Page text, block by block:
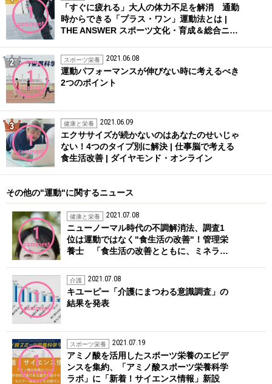
1
comment
「すぐに疲れる」大人の体力不足を解消 通勤
時からできる「プラス・ワン」運動法とは |
THE ANSWER スポーツ文化・育成＆総合ニ…
1
comment
スポーツ栄養 2021.06.08
運動パフォーマンスが伸びない時に考えるべき
2つのポイント
2位
1
comment
健康と栄養 2021.06.09
エクササイズが続かないのはあなたのせいじゃ
ない！4つのタイプ別に解決 | 仕事脳で考える
食生活改善 | ダイヤモンド・オンライン
3位
その他の"運動"に関するニュース
1
comment
健康と栄養 2021.07.08
ニューノーマル時代の不調解消法、調査1
位は運動ではなく"食生活の改善"！管理栄
養士 「食生活の改善とともに、ミネラ…
1
comment
介護 2021.07.08
キユーピー「介護にまつわる意識調査」の
結果を発表
1
comment
スポーツ栄養 2021.07.19
アミノ酸を活用したスポーツ栄養のエビデ
ンスを集約、「アミノ酸スポーツ栄養科学
ラボ」に「新着！サイエンス情報」新設